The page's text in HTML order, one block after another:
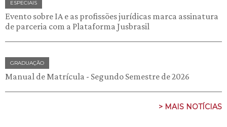
ESPECIAIS
Evento sobre IA e as profissões jurídicas marca assinatura
de parceria com a Plataforma Jusbrasil
GRADUAÇÃO
Manual de Matrícula - Segundo Semestre de 2026
> MAIS NOTÍCIAS